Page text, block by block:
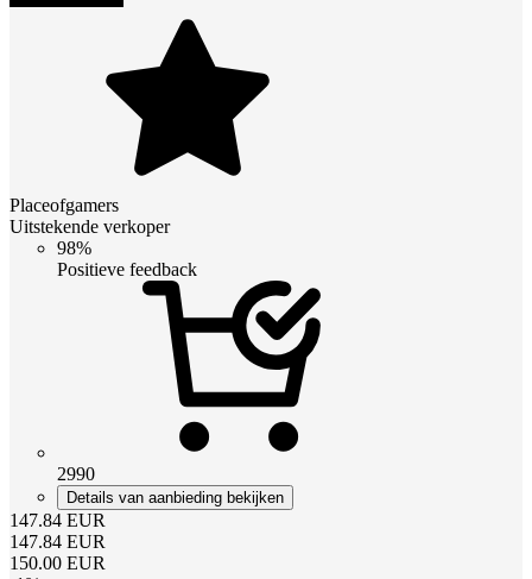
Placeofgamers
Uitstekende verkoper
98%
Positieve feedback
2990
Details van aanbieding bekijken
147.84 EUR
147.84 EUR
150.00 EUR